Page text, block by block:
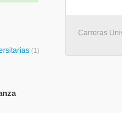
(1)
Carreras